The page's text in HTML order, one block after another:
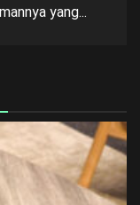
yang...